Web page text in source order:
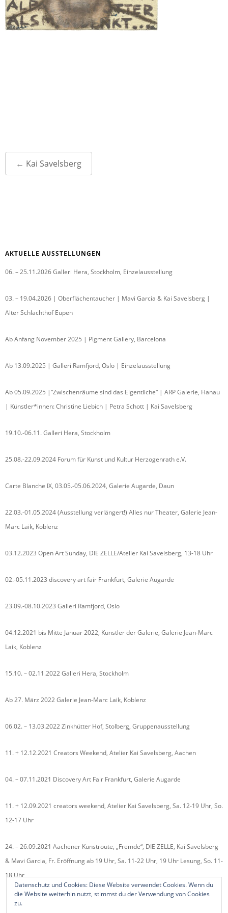
Post
navigation
← Kai Savelsberg
AKTUELLE AUSSTELLUNGEN
06. – 25.11.2026 Galleri Hera, Stockholm, Einzelausstellung
03. – 19.04.2026 | Oberflächentaucher | Mavi Garcia & Kai Savelsberg |
Alter Schlachthof Eupen
Ab Anfang November 2025 | Pigment Gallery, Barcelona
Ab 13.09.2025 | Galleri Ramfjord, Oslo | Einzelausstellung
Ab 05.09.2025 |“Zwischenräume sind das Eigentliche“ | ARP Galerie, Hanau
| Künstler*innen: Christine Liebich | Petra Schott | Kai Savelsberg
19.10.-06.11. Galleri Hera, Stockholm
25.08.-22.09.2024 Forum für Kunst und Kultur Herzogenrath e.V.
Carte Blanche IX, 03.05.-05.06.2024, Galerie Augarde, Daun
22.03.-01.05.2024 (Ausstellung verlängert!) Alles nur Theater, Galerie Jean-
Marc Laik, Koblenz
03.12.2023 Open Art Sunday, DIE ZELLE/Atelier Kai Savelsberg, 13-18 Uhr
02.-05.11.2023 discovery art fair Frankfurt, Galerie Augarde
23.09.-08.10.2023 Galleri Ramfjord, Oslo
04.12.2021 bis Mitte Januar 2022, Künstler der Galerie, Galerie Jean-Marc
Laik, Koblenz
15.10. – 02.11.2022 Galleri Hera, Stockholm
Ab 27. März 2022 Galerie Jean-Marc Laik, Koblenz
06.02. – 13.03.2022 Zinkhütter Hof, Stolberg, Gruppenausstellung
11. + 12.12.2021 Creators Weekend, Atelier Kai Savelsberg, Aachen
04. – 07.11.2021 Discovery Art Fair Frankfurt, Galerie Augarde
11. + 12.09.2021 creators weekend, Atelier Kai Savelsberg, Sa. 12-19 Uhr, So.
12-17 Uhr
24. – 26.09.2021 Aachener Kunstroute, „Fremde“, DIE ZELLE, Kai Savelsberg
& Mavi Garcia, Fr. Eröffnung ab 19 Uhr, Sa. 11-22 Uhr, 19 Uhr Lesung, So. 11-
18 Uhr
Datenschutz und Cookies: Diese Website verwendet Cookies. Wenn du
die Website weiterhin nutzt, stimmst du der Verwendung von Cookies
zu.